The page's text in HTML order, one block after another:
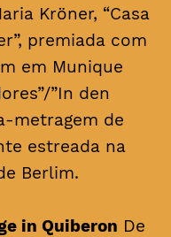
Kröner, “Casa
premiada com
em Munique
”In den
metragem de
estreada na
Berlim.
in Quiberon De